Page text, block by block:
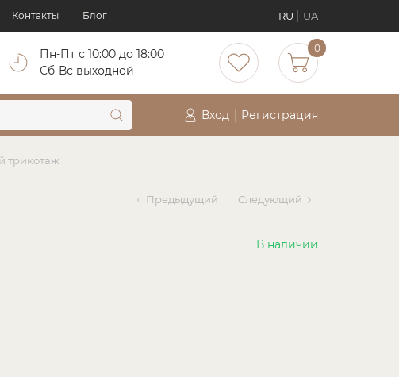
Контакты Блог RU UA
Пн-Пт с 10:00 до 18:00
Сб-Вс выходной
0
Вход Регистрация
трикотаж
Предыдущий Следующий
В наличии